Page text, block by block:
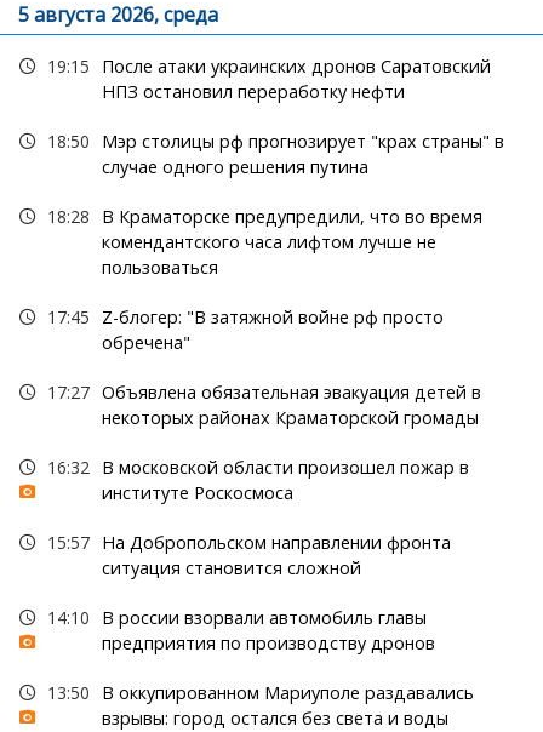
5 августа 2026, среда
19:15
После атаки украинских дронов Саратовский
НПЗ остановил переработку нефти
18:50
Мэр столицы рф прогнозирует "крах страны" в
случае одного решения путина
18:28
В Краматорске предупредили, что во время
комендантского часа лифтом лучше не
пользоваться
17:45
Z-блогер: "В затяжной войне рф просто
обречена"
17:27 Объявлена обязательная эвакуация детей в
некоторых районах Краматорской громады
16:32 В московской области произошел пожар в
институте Роскосмоса
15:57 На Добропольском направлении фронта
ситуация становится сложной
14:10
В россии взорвали автомобиль главы
предприятия по производству дронов
13:50
В оккупированном Мариуполе раздавались
взрывы: город остался без света и воды